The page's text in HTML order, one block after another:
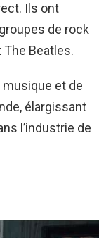
Ils ont
de rock
Beatles.
et de
élargissant
l’industrie de